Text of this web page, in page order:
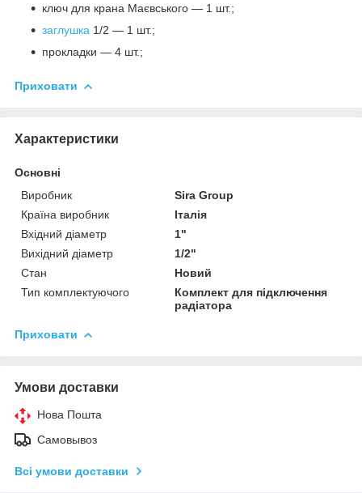
ключ для крана Маєвського — 1 шт.;
заглушка 1/2 — 1 шт.;
прокладки — 4 шт.;
Приховати
Характеристики
Основні
Виробник
Sira Group
Країна виробник
Італія
Вхідний діаметр
1"
Вихідний діаметр
1/2"
Стан
Новий
Тип комплектуючого
Комплект для підключення
радіатора
Приховати
Умови доставки
Нова Пошта
Самовывоз
Всі умови доставки